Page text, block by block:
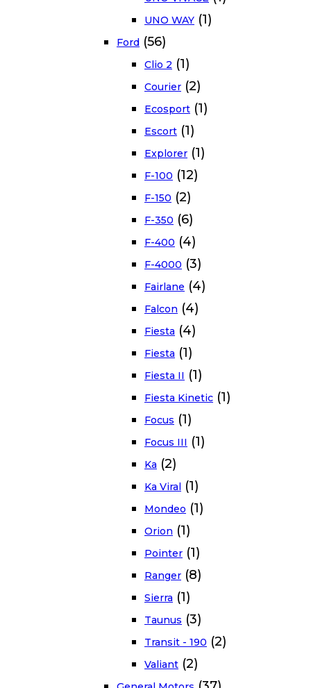
UNO WAY (1)
Ford (56)
Clio 2 (1)
Courier (2)
Ecosport (1)
Escort (1)
Explorer (1)
F-100 (12)
F-150 (2)
F-350 (6)
F-400 (4)
F-4000 (3)
Fairlane (4)
Falcon (4)
Fiesta (4)
Fiesta (1)
Fiesta II (1)
Fiesta Kinetic (1)
Focus (1)
Focus III (1)
Ka (2)
Ka Viral (1)
Mondeo (1)
Orion (1)
Pointer (1)
Ranger (8)
Sierra (1)
Taunus (3)
Transit - 190 (2)
Valiant (2)